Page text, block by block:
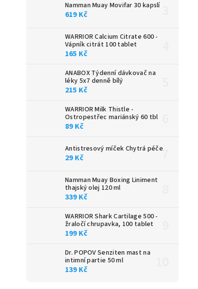
Namman Muay Movifar 30 kapslí
619 Kč
WARRIOR Calcium Citrate 600 -
Vápník citrát 100 tablet
165 Kč
ANABOX Týdenní dávkovač na
léky 5x7 denně bílý
215 Kč
WARRIOR Milk Thistle -
Ostropestřec mariánský 60 tbl
89 Kč
Antistresový míček Chytrá péče
29 Kč
Namman Muay Boxing Liniment
thajský olej 120 ml
339 Kč
WARRIOR Shark Cartilage 500 -
žraločí chrupavka, 100 tablet
199 Kč
Dr. POPOV Senziten mast na
intimní partie 50 ml
139 Kč